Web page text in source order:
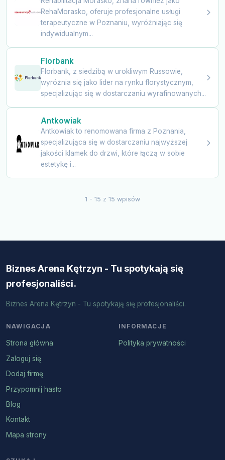
RehaMorasko, oferuje profesjonalne usługi
terapeutyczne w Poznaniu, wyróżniając się
indywidualnym...
Florbank
Florbank, z siedzibą w urokliwym Russowie,
wyróżnia się jako lider na rynku florystycznym,
specjalizując się w dostarczaniu wyrafinowanych...
Antkowiak
Antkowiak to renomowana firma z Poznania,
specjalizująca się w dostarczaniu najwyższej
jakości klamek do drzwi, które łączą w sobie
estetykę i...
1 - 15 z 15 wpisów
Biznes Arena Kętrzyn - Tu spotykają się
profesjonaliści.
Biznes Arena Kętrzyn - Tu spotykają się profesjonaliści.
NAWIGACJA
Strona główna
Zaloguj się
Dodaj firmę
Przypomnij hasło
Blog
Kontakt
Mapa strony
INFORMACJE
Polityka prywatności